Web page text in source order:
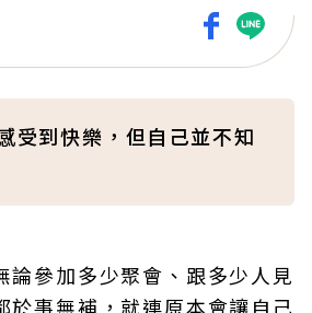
受到快樂，但自己並不知
論參加多少聚會、跟多少人見
於事無補，就連原本會讓自己